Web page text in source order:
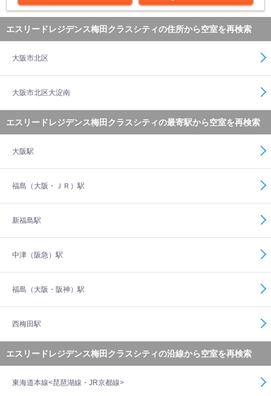
エスリードレジデンス梅田クラスシティの住所から空室を再検索
大阪市北区
大阪市北区大淀南
エスリードレジデンス梅田クラスシティの最寄駅から空室を再検索
大阪駅
福島（大阪・ＪＲ）駅
新福島駅
中津（阪急）駅
福島（大阪・阪神）駅
西梅田駅
エスリードレジデンス梅田クラスシティの沿線から空室を再検索
東海道本線<琵琶湖線・JR京都線>